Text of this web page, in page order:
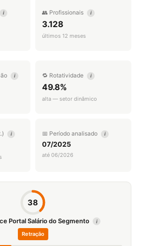
i 👥 Profissionais i
3.128
últimos 12 meses
i 🔁 Rotatividade i
49.8%
alta — setor dinâmico
i 📅 Período analisado i
07/2025
até 06/2026
38
Portal Salário do Segmento i
Retração